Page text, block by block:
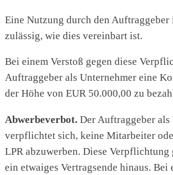
Eine Nutzung durch den Auftraggeber
zulässig, wie dies vereinbart ist.
Bei einem Verstoß gegen diese
Auftraggeber als Unternehmer eine
der Höhe von EUR 50.000,00 zu
Abwerbeverbot. Der Auftraggeber als
verpflichtet sich, keine Mitarbeiter
LPR abzuwerben. Diese
ein etwaiges Vertragsende hinaus. Bei